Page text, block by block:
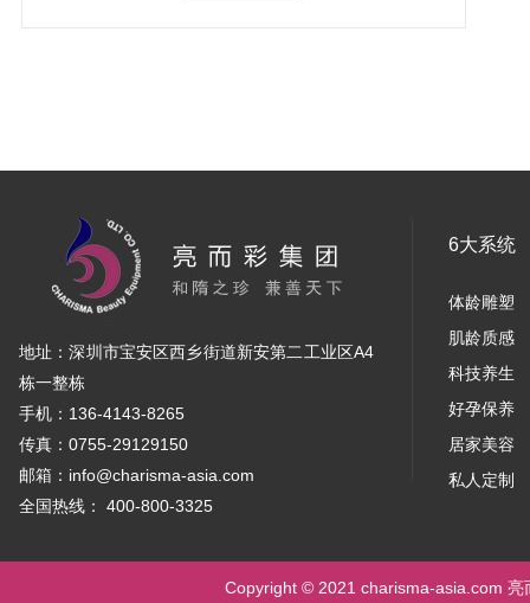
地址：深圳市宝安区西乡街道新安第二工业区A4
栋一整栋
手机：136-4143-8265
传真：0755-29129150
邮箱：info@charisma-asia.com
全国热线： 400-800-3325
6大系统
体龄雕塑
肌龄质感
科技养生
好孕保养
居家美容
私人定制
Copyright © 2021 charisma-asia.com 亮